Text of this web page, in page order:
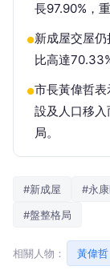
長97.90%，
●新成屋交屋
比高達70.33%
●市長黃偉哲
設及人口移
局。
#新成屋 #永
#盤整格局
相關人物： 黃偉哲